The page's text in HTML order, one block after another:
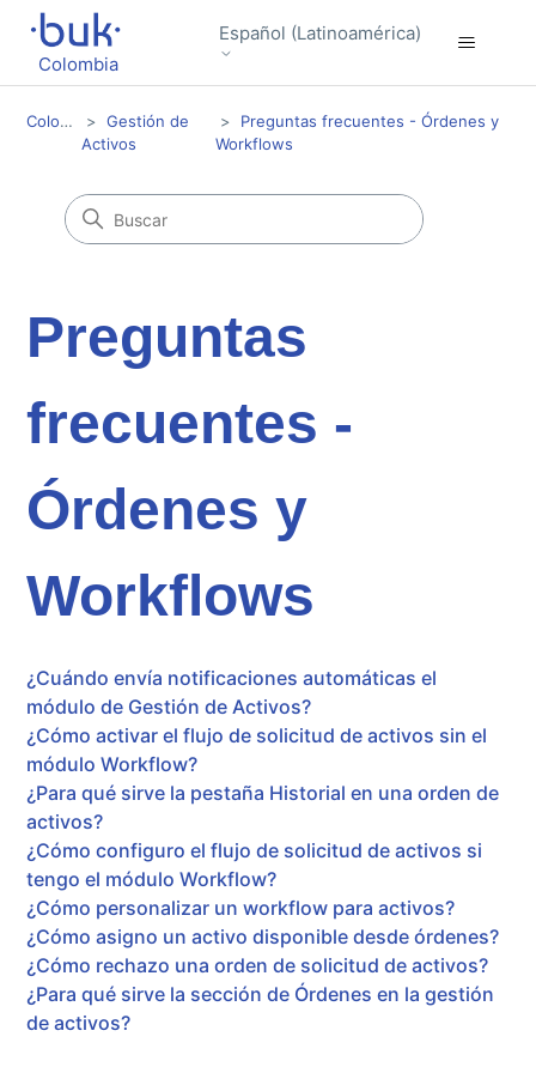
Colombia
Español (Latinoamérica)
Colombia
Gestión de
Activos
Preguntas frecuentes - Órdenes y
Workflows
Preguntas
frecuentes -
Órdenes y
Workflows
¿Cuándo envía notificaciones automáticas el
módulo de Gestión de Activos?
¿Cómo activar el flujo de solicitud de activos sin el
módulo Workflow?
¿Para qué sirve la pestaña Historial en una orden de
activos?
¿Cómo configuro el flujo de solicitud de activos si
tengo el módulo Workflow?
¿Cómo personalizar un workflow para activos?
¿Cómo asigno un activo disponible desde órdenes?
¿Cómo rechazo una orden de solicitud de activos?
¿Para qué sirve la sección de Órdenes en la gestión
de activos?